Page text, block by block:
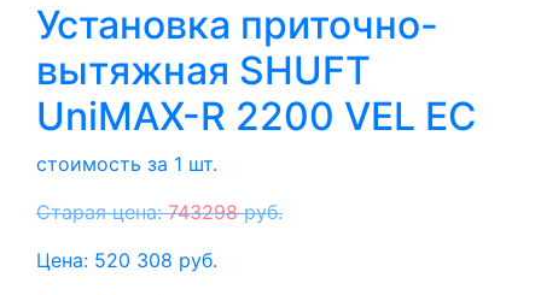
Установка приточно-
вытяжная SHUFT
UniMAX-R 2200 VEL EC
стоимость за 1 шт.
Старая цена:743298руб.
Цена: 520 308 руб.